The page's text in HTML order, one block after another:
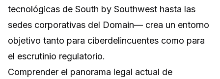
tecnológicas de South by Southwest hasta las
sedes corporativas del Domain— crea un entorno
objetivo tanto para ciberdelincuentes como para
el escrutinio regulatorio.
Comprender el panorama legal actual de